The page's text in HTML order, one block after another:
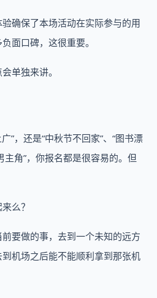
确保了本场活动在实际参与的用
面口碑，这很重要。
单独来讲。
”，还是“中秋节不回家”、“图书漂
主角”，你报名都是很容易的。但
么？
要做的事，去到一个未知的远方
机场之后能不能顺利拿到那张机